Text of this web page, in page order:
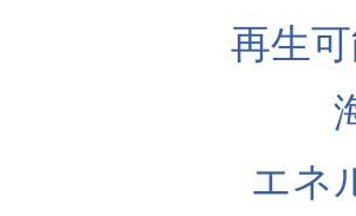
再生
エネ